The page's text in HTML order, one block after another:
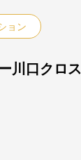
ョン
川口クロス